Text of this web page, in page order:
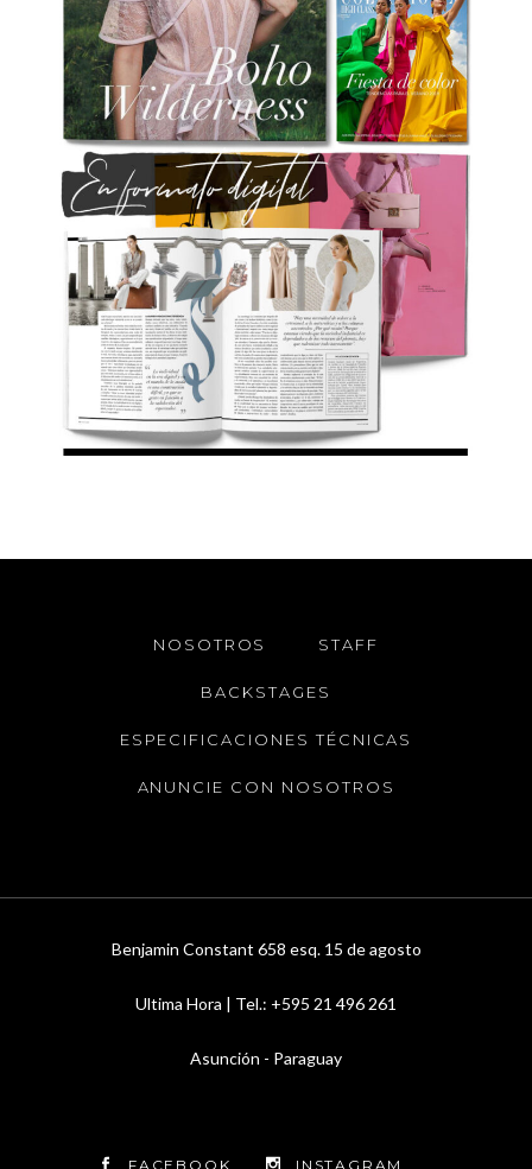
NOSOTROS STAFF
BACKSTAGES
ESPECIFICACIONES TÉCNICAS
ANUNCIE CON NOSOTROS
Benjamin Constant 658 esq. 15 de agosto
Ultima Hora | Tel.: +595 21 496 261
Asunción - Paraguay
FACEBOOK INSTAGRAM